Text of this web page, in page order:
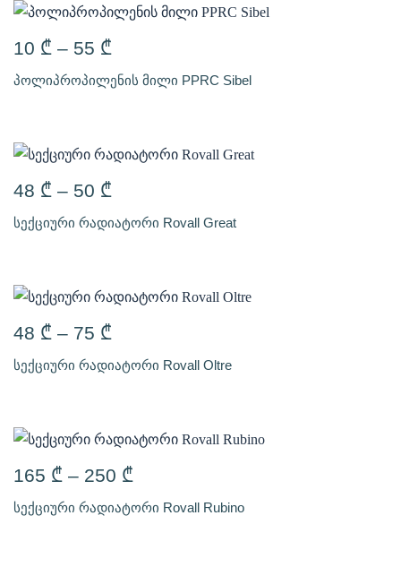
10 ₾ – 55 ₾
პოლიპროპილენის მილი PPRC Sibel
48 ₾ – 50 ₾
სექციური რადიატორი Rovall Great
48 ₾ – 75 ₾
სექციური რადიატორი Rovall Oltre
165 ₾ – 250 ₾
სექციური რადიატორი Rovall Rubino